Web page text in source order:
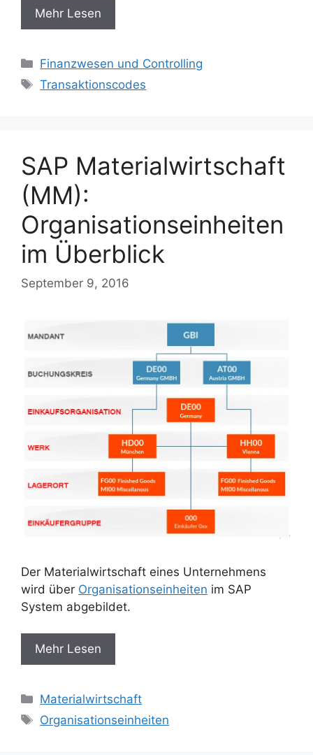
Mehr Lesen
Categories
Finanzwesen und Controlling
Tags
Transaktionscodes
SAP Materialwirtschaft
(MM):
Organisationseinheiten
im Überblick
September 9, 2016
Der Materialwirtschaft eines Unternehmens
wird über Organisationseinheiten im SAP
System abgebildet.
Mehr Lesen
Categories
Materialwirtschaft
Tags
Organisationseinheiten